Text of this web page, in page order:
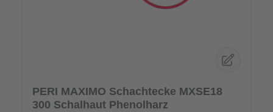
PERI MAXIMO Schachtecke MXSE18
300 Schalhaut Phenolharz